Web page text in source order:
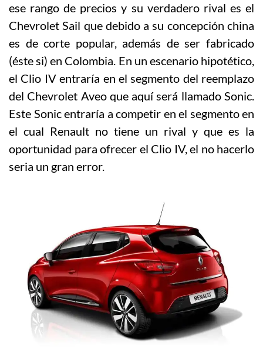
ese rango de precios y su verdadero rival es el
Chevrolet Sail que debido a su concepción china
es de corte popular, además de ser fabricado
(éste si) en Colombia. En un escenario hipotético,
el Clio IV entraría en el segmento del reemplazo
del Chevrolet Aveo que aquí será llamado Sonic.
Este Sonic entraría a competir en el segmento en
el cual Renault no tiene un rival y que es la
oportunidad para ofrecer el Clio IV, el no hacerlo
seria un gran error.